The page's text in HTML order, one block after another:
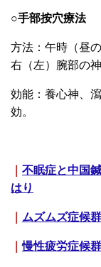
○手部按穴療法
方法：午時（昼
右（左）腕部の
効能：養心神、
効。
不眠症と中国
はり
ムズムズ症候
｜慢性疲労症候群